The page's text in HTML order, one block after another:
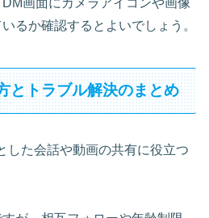
るか確認するとよいでしょう。
とトラブル解決のまとめ
した会話や動画の共有に役立つ